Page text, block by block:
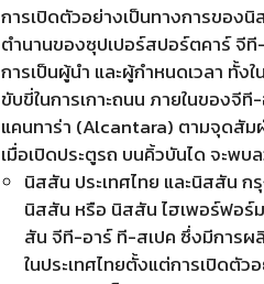
การเปิดตัวอย่างเป็นทางการของ
ตำนานของซุปเปอร์สปอร์ตคาร์ จี
การเป็นผู้นำ และผู้กำหนดเวลา ทั้ง
ขับขี่ในการเกาะถนน ภายในของจี
แคนทาร่า (Alcantara) ตามจุดสั
เมื่อเปิดประตูรถ บนคิ้วบันได จะพ
นิสสัน ประเทศไทย และนิสสัน
นิสสัน หรือ นิสสัน ไฮเพอร์ฟอร์
สัน จีที-อาร์ ที-สเปค ซึ่งมีการผ
ในประเทศไทยตั้งแต่การเปิดตั